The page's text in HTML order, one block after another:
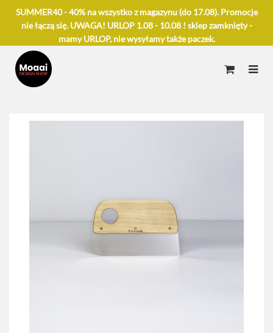
SUMMER40 - 40% na wszystko z magazynu (do 17.08). Promocje
nie łączą się. UWAGA! URLOP 1.08 - 10.08 ! sklep zamknięty -
mamy URLOP, nie wysyłamy także paczek.